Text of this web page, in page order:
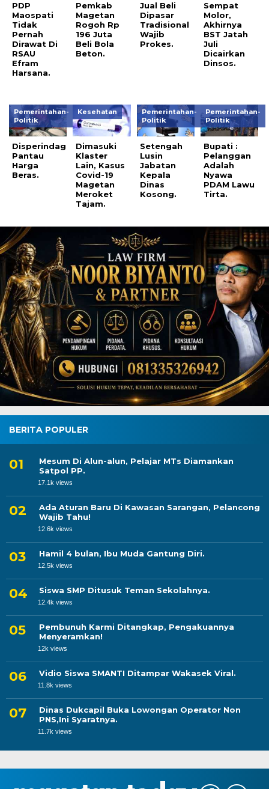
PDP
Maospati
Tidak
Pernah
Dirawat Di
RSAU
Efram
Harsana.
Pemkab
Magetan
Rogoh Rp
196 Juta
Beli Bola
Beton.
Jual Beli
Dipasar
Tradisional
Wajib
Prokes.
Sempat
Molor,
Akhirnya
BST Jatah
Juli
Dicairkan
Dinsos.
Pemerintahan-
Politik
Disperindag
Pantau
Harga
Beras.
Kesehatan
Dimasuki
Klaster
Lain, Kasus
Covid-19
Magetan
Meroket
Tajam.
Pemerintahan-
Politik
Setengah
Lusin
Jabatan
Kepala
Dinas
Kosong.
Pemerintahan-
Politik
Bupati :
Pelanggan
Adalah
Nyawa
PDAM Lawu
Tirta.
BERITA POPULER
Mesum Di Alun-alun, Pelajar MTs Diamankan
Satpol PP.
17.1k views
Ada Aturan Baru Di Kawasan Sarangan, Pelancong
Wajib Tahu!
12.6k views
Hamil 4 bulan, Ibu Muda Gantung Diri.
12.5k views
Siswa SMP Ditusuk Teman Sekolahnya.
12.4k views
Pembunuh Karmi Ditangkap, Pengakuannya
Menyeramkan!
12k views
Vidio Siswa SMANTI Ditampar Wakasek Viral.
11.8k views
Dinas Dukcapil Buka Lowongan Operator Non
PNS,Ini Syaratnya.
11.7k views